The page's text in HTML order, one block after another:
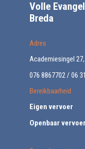
Volle
Breda
Adres
Academiesingel
076 8867702 / 06
Bereikbaarheid
Eigen vervoer
Openbaar vervoer